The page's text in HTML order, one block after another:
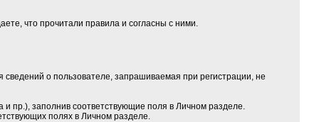
что прочитали правила и согласны с ними.
о пользователе, запрашиваемая при регистрации, не
пр.), заполнив соответствующие поля в Личном разделе.
полях в Личном разделе.